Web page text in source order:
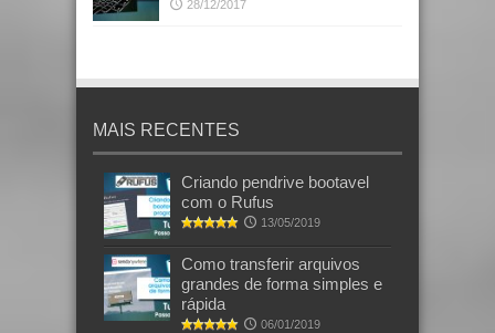
28/12/2017
MAIS RECENTES
Criando pendrive bootavel
com o Rufus
13/05/2019
Como transferir arquivos
grandes de forma simples e
rápida
06/01/2019